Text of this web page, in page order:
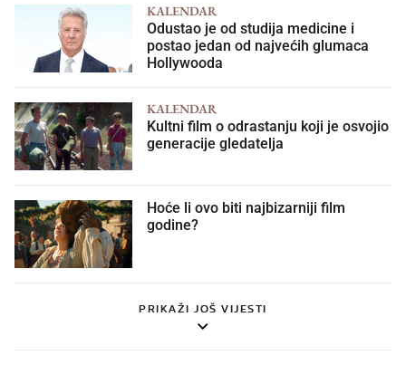
KALENDAR
Odustao je od studija medicine i
postao jedan od najvećih glumaca
Hollywooda
KALENDAR
Kultni film o odrastanju koji je osvojio
generacije gledatelja
Hoće li ovo biti najbizarniji film
godine?
PRIKAŽI JOŠ VIJESTI